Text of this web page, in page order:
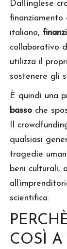
Dall’inglese
italiano,
collaborativo
utilizza il
sostenere gli
È quindi una
basso che
Il
qualsiasi
tragedie
beni culturali,
scientifica.
COSÌ A